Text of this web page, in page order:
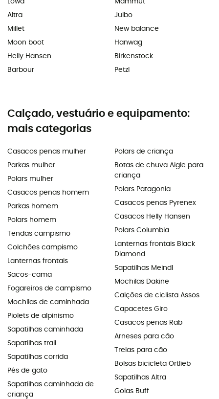
Lowa
Altra
Millet
Moon boot
Helly Hansen
Barbour
Mammut
Julbo
New balance
Hanwag
Birkenstock
Petzl
Calçado, vestuário e equipamento:
mais categorias
Casacos penas mulher
Parkas mulher
Polars mulher
Casacos penas homem
Parkas homem
Polars homem
Tendas campismo
Colchões campismo
Lanternas frontais
Sacos-cama
Fogareiros de campismo
Mochilas de caminhada
Piolets de alpinismo
Sapatilhas caminhada
Sapatilhas trail
Sapatilhas corrida
Pés de gato
Sapatilhas caminhada de
criança
Polars de criança
Botas de chuva Aigle para
criança
Polars Patagonia
Casacos penas Pyrenex
Casacos Helly Hansen
Polars Columbia
Lanternas frontais Black
Diamond
Sapatilhas Meindl
Mochilas Dakine
Calções de ciclista Assos
Capacetes Giro
Casacos penas Rab
Arneses para cão
Trelas para cão
Bolsas bicicleta Ortlieb
Sapatilhas Altra
Golas Buff